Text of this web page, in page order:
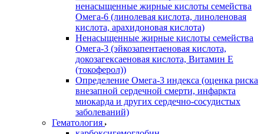
ненасыщенные жирные кислоты семейства
Омега-6 (линолевая кислота, линоленовая
кислота, арахидоновая кислота)
Ненасыщенные жирные кислоты семейства
Омега-3 (эйкозапентаеновая кислота,
докозагексаеновая кислота, Витамин E
(токоферол))
Определение Омега-3 индекса (оценка риска
внезапной сердечной смерти, инфаркта
миокарда и других сердечно-сосудистых
заболеваний)
Гематология